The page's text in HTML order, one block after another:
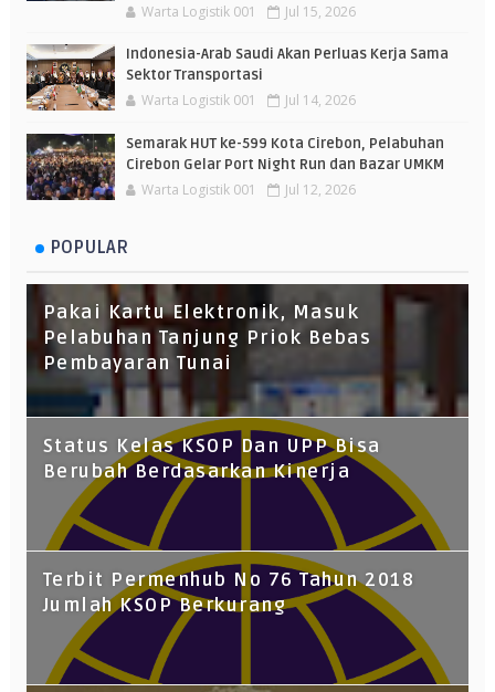
Warta Logistik 001 Jul 15, 2026
Indonesia-Arab Saudi Akan Perluas Kerja Sama
Sektor Transportasi
Warta Logistik 001 Jul 14, 2026
Semarak HUT ke-599 Kota Cirebon, Pelabuhan
Cirebon Gelar Port Night Run dan Bazar UMKM
Warta Logistik 001 Jul 12, 2026
POPULAR
Pakai Kartu Elektronik, Masuk
Pelabuhan Tanjung Priok Bebas
Pembayaran Tunai
Status Kelas KSOP Dan UPP Bisa
Berubah Berdasarkan Kinerja
Terbit Permenhub No 76 Tahun 2018
Jumlah KSOP Berkurang